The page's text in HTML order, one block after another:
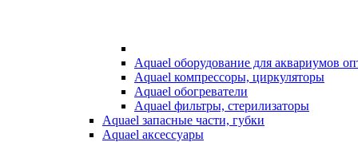
Aquael оборудование для аквариумов
Aquael компрессоры, циркуляторы
Aquael обогреватели
Aquael фильтры, стерилизаторы
Aquael запасные части, губки
Aquael аксессуары